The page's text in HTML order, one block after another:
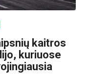
kaitros
kuriuose